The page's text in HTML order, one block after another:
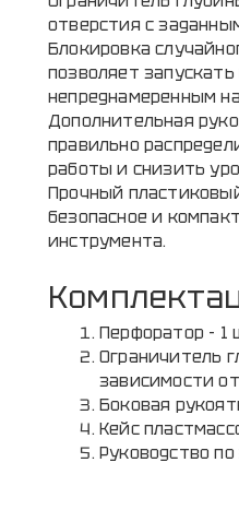
отверстия с
Блокировка
позволяет
непреднамеренным
Дополнительная
правильно
работы и снизить
Прочный
безопасное и
инструмента.
Перфоратор - 1
Ограничитель
зависимости
Боковая
Кейс
Руководство